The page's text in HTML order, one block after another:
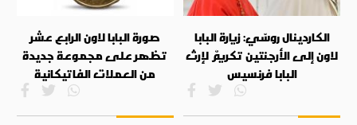
الكاردينال روسّي: زيارة البابا
لاون إلى الأرجنتين تكريمٌ لإرث
البابا فرنسيس
صورة البابا لاون الرابع عشر
تظهر على مجموعة جديدة
من العملات الفاتيكانية